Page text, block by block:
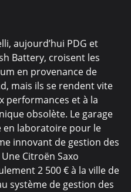
aujourd’hui PDG et
Battery, croisent les
en provenance de
mais ils se rendent vite
performances et à la
obsolète. Le garage
en laboratoire pour le
innovant de gestion des
Citroën Saxo
2 500 € à la ville de
système de gestion des